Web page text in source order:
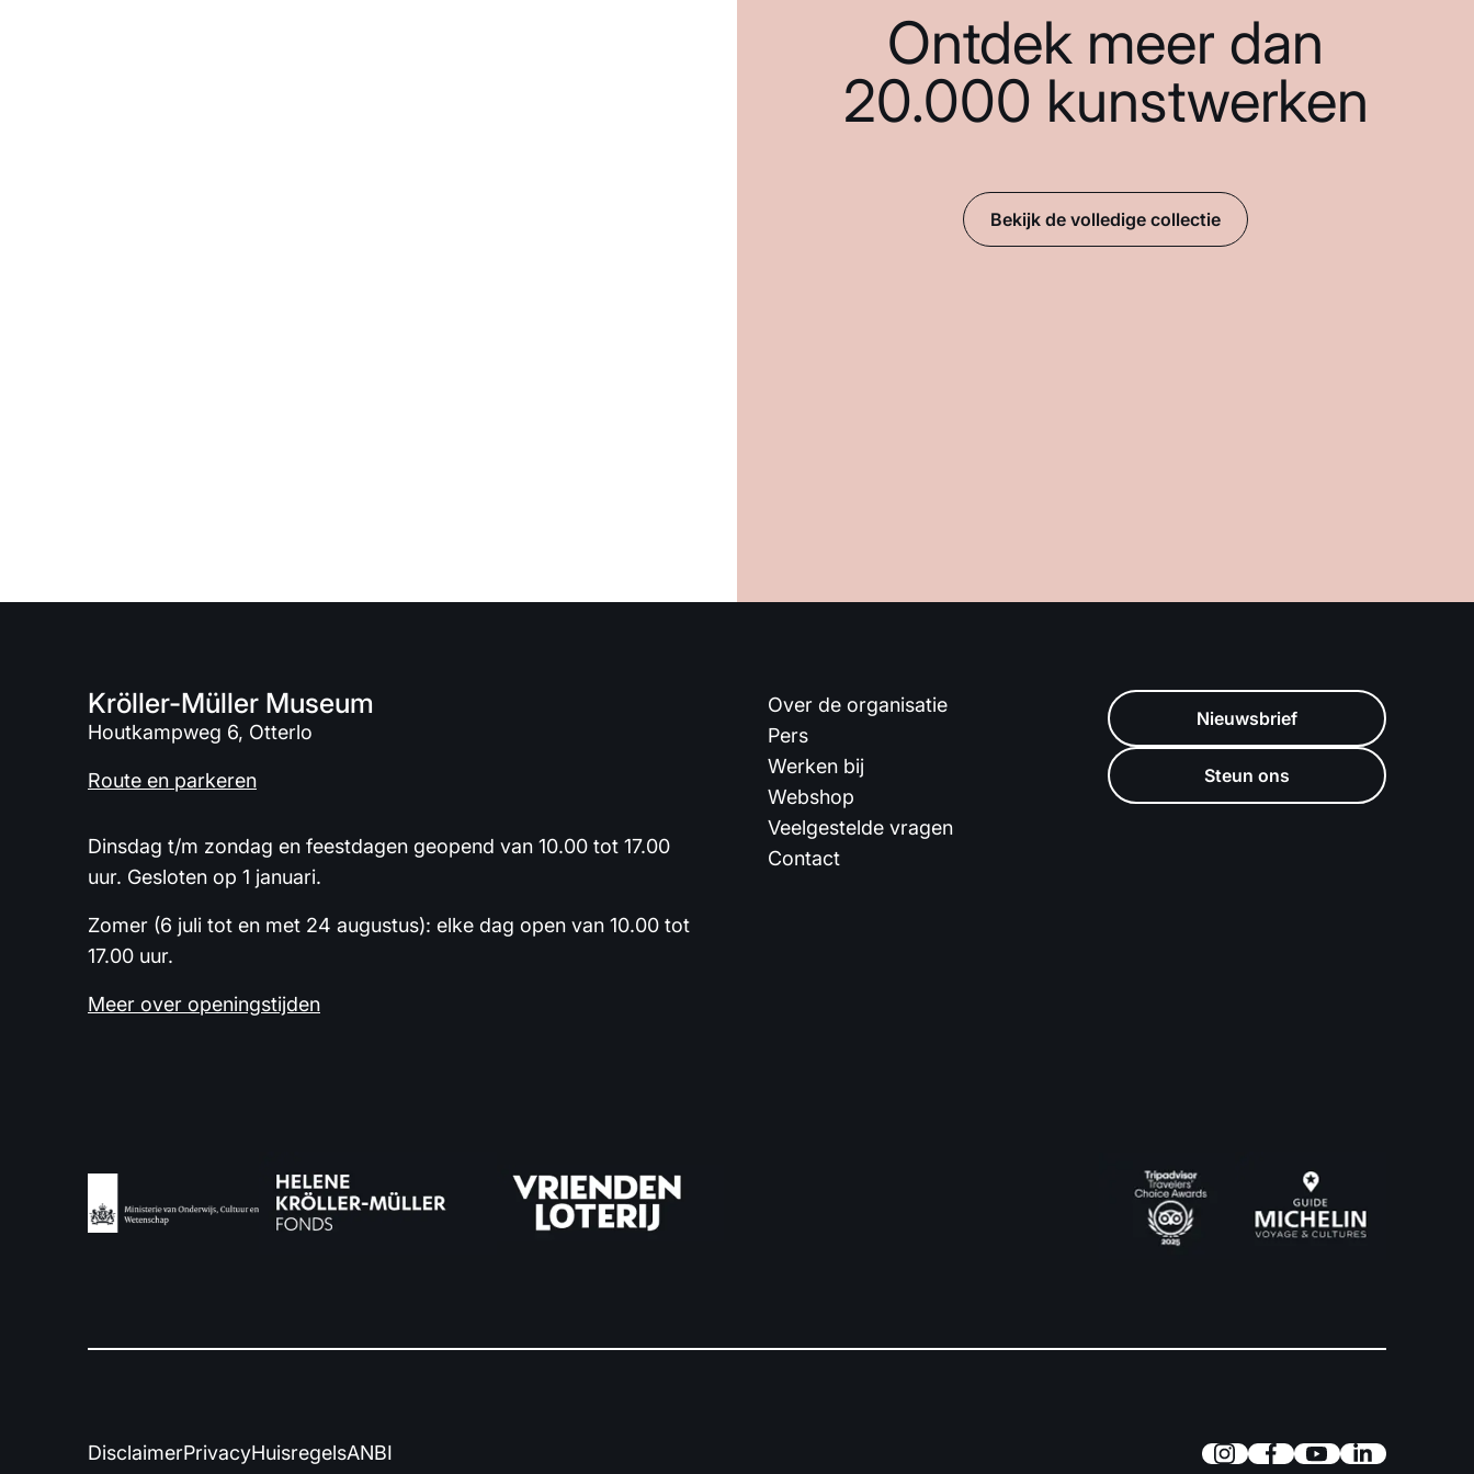
Ontdek meer dan
20.000 kunstwerken
Bekijk de volledige collectie
Kröller-Müller Museum
Houtkampweg 6, Otterlo
Route en parkeren
Dinsdag t/m zondag en feestdagen geopend van 10.00 tot 17.00
uur. Gesloten op 1 januari.
Zomer (6 juli tot en met 24 augustus): elke dag open van 10.00 tot
17.00 uur.
Meer over openingstijden
Over de organisatie
Pers
Werken bij
Webshop
Veelgestelde vragen
Contact
Nieuwsbrief
Steun ons
DisclaimerPrivacyHuisregelsANBI